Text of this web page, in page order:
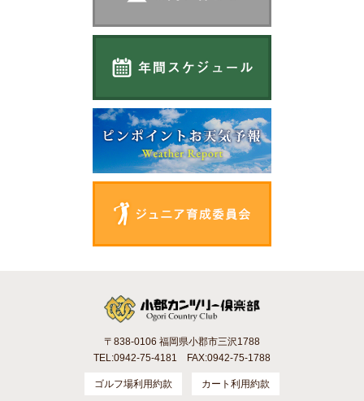
〒838-0106 福岡県小郡市三沢1788
TEL:0942-75-4181 FAX:0942-75-1788
ゴルフ場利用約款 カート利用約款